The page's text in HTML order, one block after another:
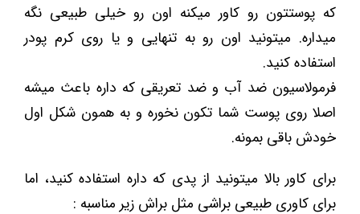
که پوستتون رو کاور میکنه اون رو خیلی طبیعی نگه
میداره. میتونید اون رو به تنهایی و یا روی کرم پودر
استفاده کنید.
فرمولاسیون ضد آب و ضد تعریقی که داره باعث میشه
اصلا روی پوست شما تکون نخوره و به همون شکل اول
خودش باقی بمونه.
برای کاور بالا میتونید از پدی که داره استفاده کنید، اما
برای کاوری طبیعی براشی مثل براش زیر مناسبه :